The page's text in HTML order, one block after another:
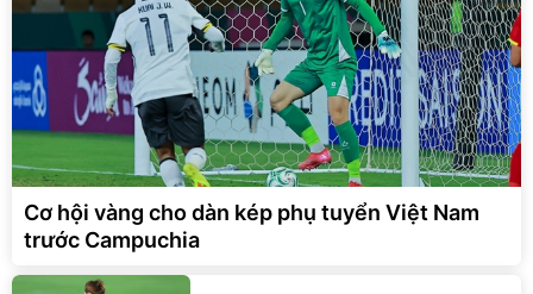
Cơ hội vàng cho dàn kép phụ tuyển Việt Nam
trước Campuchia